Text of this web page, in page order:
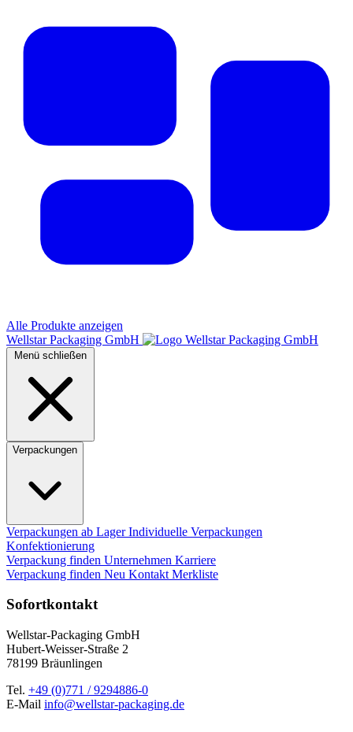
Alle Produkte anzeigen
Wellstar Packaging GmbH
Menü schließen
Verpackungen
Verpackungen ab LagerIndividuelle Verpackungen
Konfektionierung
Verpackung finden Unternehmen Karriere
Verpackung finden Neu Kontakt Merkliste
Sofortkontakt
Wellstar-Packaging GmbH
Hubert-Weisser-Straße 2
78199 Bräunlingen
Tel. +49 (0)771 / 9294886-0
E-Mail info@wellstar-packaging.de